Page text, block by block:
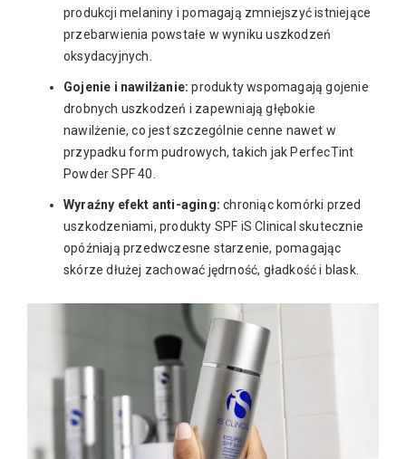
produkcji melaniny i pomagają zmniejszyć istniejące
przebarwienia powstałe w wyniku uszkodzeń
oksydacyjnych.
Gojenie i nawilżanie: produkty wspomagają gojenie
drobnych uszkodzeń i zapewniają głębokie
nawilżenie, co jest szczególnie cenne nawet w
przypadku form pudrowych, takich jak PerfecTint
Powder SPF 40.
Wyraźny efekt anti-aging:chroniąc komórki przed
uszkodzeniami, produkty SPF iS Clinical skutecznie
opóźniają przedwczesne starzenie, pomagając
skórze dłużej zachować jędrność, gładkość i blask.